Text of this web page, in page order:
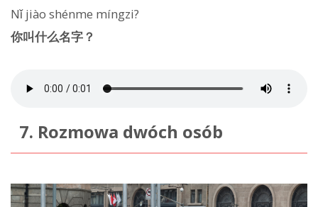
Nǐ jiào shénme míngzi?
你叫什么名字？
7. Rozmowa dwóch osób